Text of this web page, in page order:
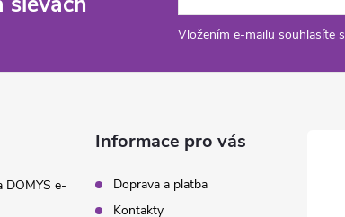
Vložením e-mailu souhlasíte s
DOMYS e-
Informace pro vás
Doprava a platba
Kontakty